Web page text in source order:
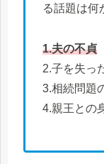
る話題は何
1.夫の不貞
2.子を失っ
3.相続問題
4.親王との